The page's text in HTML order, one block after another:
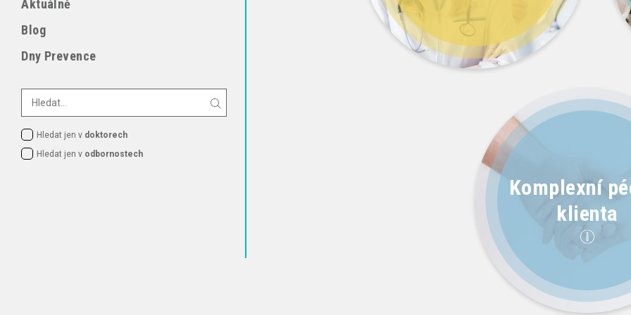
Aktuálně
Blog
Dny Prevence
Hledat jen v doktorech
Hledat jen v odbornostech
Komplexní
klienta